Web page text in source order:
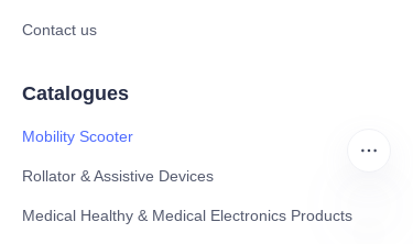
Contact us
Catalogues
Mobility Scooter
Rollator & Assistive Devices
Medical Healthy & Medical Electronics Products